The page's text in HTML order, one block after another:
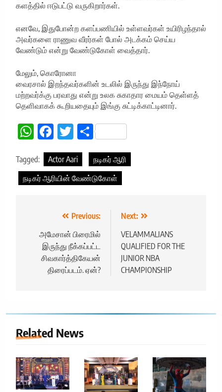
களத்தில் ஈடுபட்டு வருகிறார்கள்.
எனவே, இதுபோன்ற களப்பணியில் உள்ளவர்கள் உயிரிழந்தால்
அவர்களை ராணுவ வீரர்கள் போல் அடக்கம் செய்ய
வேண்டும் என்று வேண்டுகோள் வைத்தார்.
மேலும், கொரோனா
வைரசால் இறந்தவர்களின் உடலில் இருந்து இந்நோய்
மற்றவர்க்கு பரவாது என்று உலக சுகாதார மையம் தெள்ளத்
தெளிவாகக் கூறியதையும் இங்கு சுட்டிக்காட்டினார்.
WhatsApp
Facebook
TwitterShare
Tagged: Actor Aari
நடிகர் ஆரி
நடிகர் ஆரியின் வேண்டுகோள்
navigation
Previous:
அமேசான் பிரைமில்
இருந்து நீக்கப்பட்ட
சிவகார்த்திகேயன்
திரைப்படம். ஏன்?
Next:
VELAMMALIANS
QUALIFIED FOR THE
JUNIOR NBA
CHAMPIONSHIP
Related News